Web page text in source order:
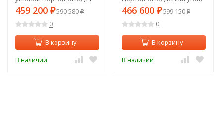
00014362)
459 200 ₽590 580₽
0
В корзину
В наличии
(TT-00015738)
466 600 ₽599 150₽
0
В корзину
В наличии